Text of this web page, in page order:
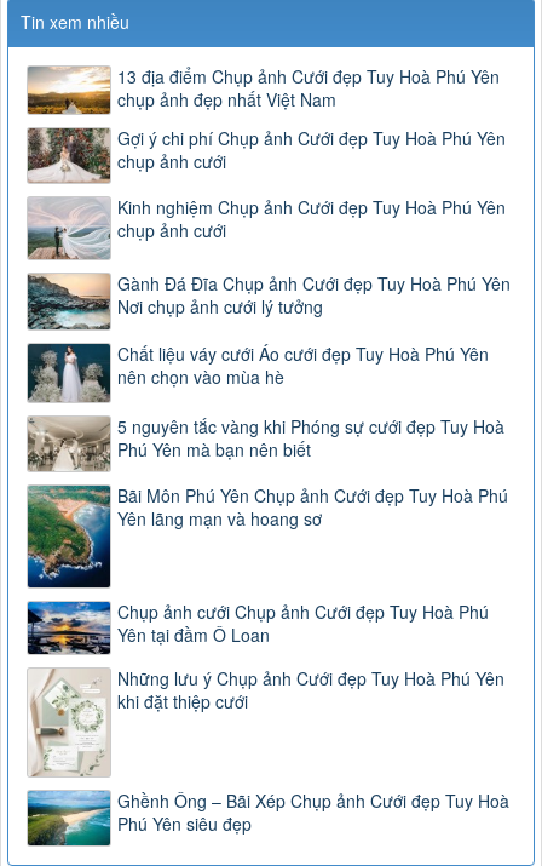
Tin xem nhiều
13 địa điểm Chụp ảnh Cưới đẹp Tuy Hoà Phú Yên
chụp ảnh đẹp nhất Việt Nam
Gợi ý chi phí Chụp ảnh Cưới đẹp Tuy Hoà Phú Yên
chụp ảnh cưới
Kinh nghiệm Chụp ảnh Cưới đẹp Tuy Hoà Phú Yên
chụp ảnh cưới
Gành Đá Đĩa Chụp ảnh Cưới đẹp Tuy Hoà Phú Yên
Nơi chụp ảnh cưới lý tưởng
Chất liệu váy cưới Áo cưới đẹp Tuy Hoà Phú Yên
nên chọn vào mùa hè
5 nguyên tắc vàng khi Phóng sự cưới đẹp Tuy Hoà
Phú Yên mà bạn nên biết
Bãi Môn Phú Yên Chụp ảnh Cưới đẹp Tuy Hoà Phú
Yên lãng mạn và hoang sơ
Chụp ảnh cưới Chụp ảnh Cưới đẹp Tuy Hoà Phú
Yên tại đầm Ô Loan
Những lưu ý Chụp ảnh Cưới đẹp Tuy Hoà Phú Yên
khi đặt thiệp cưới
Ghềnh Ông – Bãi Xép Chụp ảnh Cưới đẹp Tuy Hoà
Phú Yên siêu đẹp